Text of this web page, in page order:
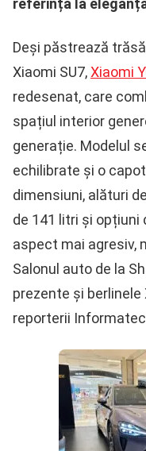
referință la
Deși păstrează
Xiaomi SU7,Xiaomi
redesenat, care
spațiul interior
generație. Modelul
echilibrate și o
dimensiuni, alături
de 141 litri și opțiuni
aspect mai agresiv,
Salonul auto de la
prezente și
reporterii